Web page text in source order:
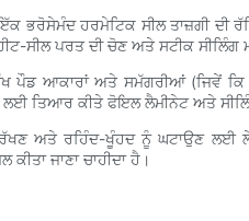
ਭਰੋਸੇਮੰਦ ਹਰਮੇਟਿਕ ਸੀਲ ਤਾਜ਼ਗੀ
ਸੀਲ ਪਰਤ ਦੀ ਚੋਣ ਅਤੇ ਸਟੀਕ
ਪੌਡ ਆਕਾਰਾਂ ਅਤੇ ਸਮੱਗਰੀਆਂ (ਜਿਵੇਂ
ਤਿਆਰ ਕੀਤੇ ਫੋਇਲ ਲੈਮੀਨੇਟ ਅਤੇ
ਅਤੇ ਰਹਿੰਦ-ਖੂੰਹਦ ਨੂੰ ਘਟਾਉਣ ਲਈ
ਜਾਣਾ ਚਾਹੀਦਾ ਹੈ।